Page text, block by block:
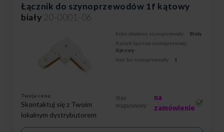
Łącznik do szynoprzewodów 1f kątowy
biały 20-0001-06
Kolor obudowy szynoprzewody:
Biały
Kształt łącznika szynoprzewody:
Kątowy
Ilość faz szynoprzewody:
1
Twoja cena:
Skontaktuj się z Twoim
lokalnym dystrybutorem
Stan
magazynowy:
na
zamówienie